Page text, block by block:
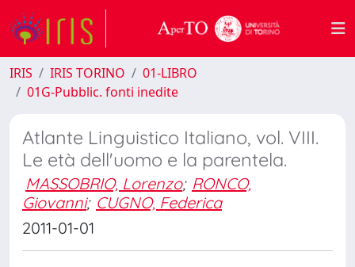
IRIS IRIS TORINO
01-LIBRO
01G-Pubblic. fonti inedite
Atlante Linguistico Italiano, vol. VIII.
Le età dell'uomo e la parentela.
MASSOBRIO, Lorenzo; RONCO,
Giovanni; CUGNO, Federica
2011-01-01